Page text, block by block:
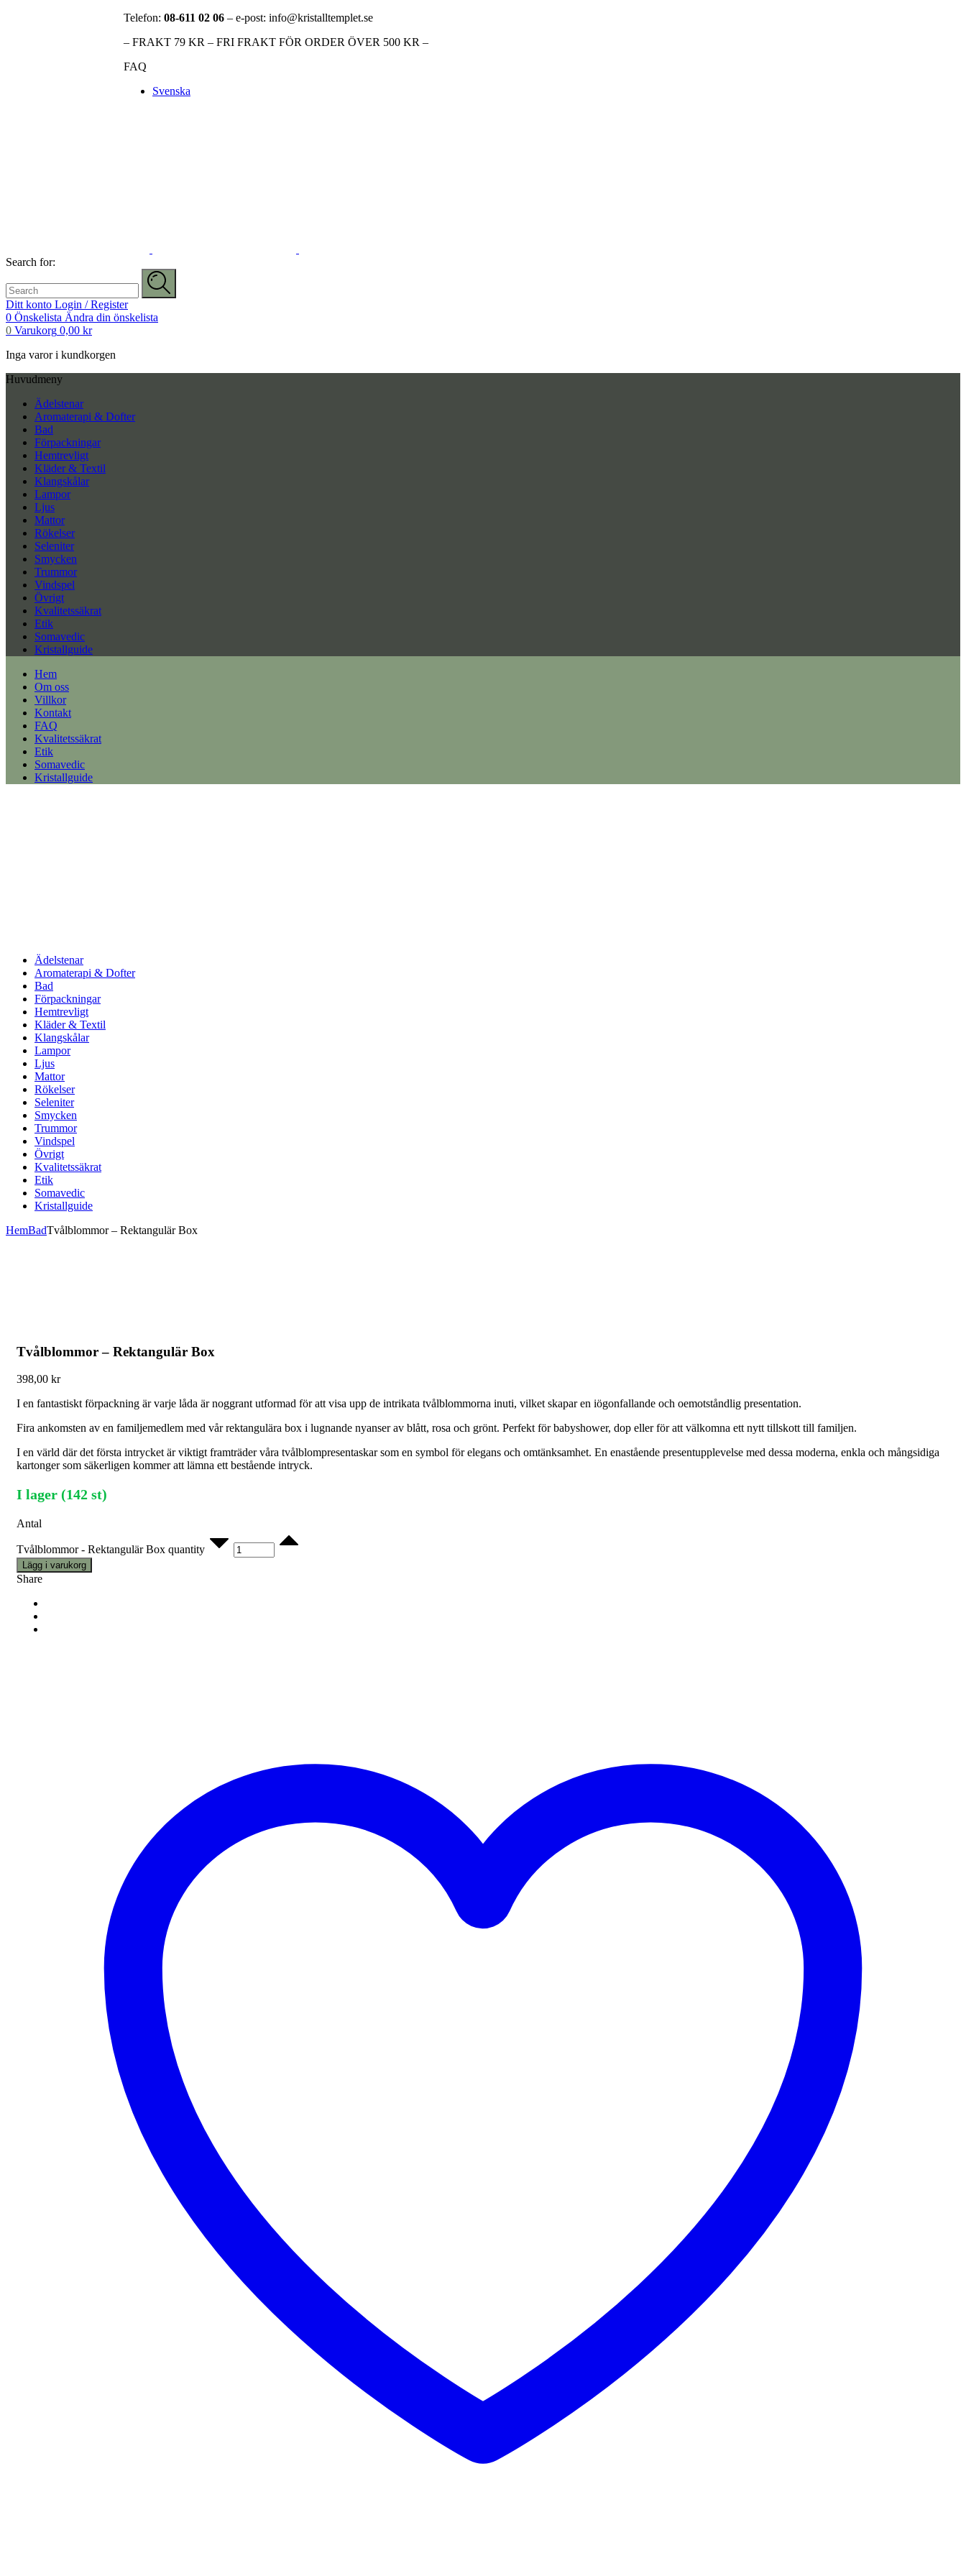
Telefon: 08-611 02 06 – e-post: info@kristalltemplet.se
– FRAKT 79 KR – FRI FRAKT FÖR ORDER ÖVER 500 KR –
FAQ
Svenska
Search for:
Ditt konto Login / Register
0 Önskelista Ändra din önskelista
0 Varukorg 0,00 kr
Inga varor i kundkorgen
Huvudmeny
Ädelstenar
Aromaterapi & Dofter
Bad
Förpackningar
Hemtrevligt
Kläder & Textil
Klangskålar
Lampor
Ljus
Mattor
Rökelser
Seleniter
Smycken
Trummor
Vindspel
Övrigt
Kvalitetssäkrat
Etik
Somavedic
Kristallguide
Hem
Om oss
Villkor
Kontakt
FAQ
Kvalitetssäkrat
Etik
Somavedic
Kristallguide
Ädelstenar
Aromaterapi & Dofter
Bad
Förpackningar
Hemtrevligt
Kläder & Textil
Klangskålar
Lampor
Ljus
Mattor
Rökelser
Seleniter
Smycken
Trummor
Vindspel
Övrigt
Kvalitetssäkrat
Etik
Somavedic
Kristallguide
HemBadTvålblommor – Rektangulär Box
Tvålblommor – Rektangulär Box
398,00 kr
I en fantastiskt förpackning är varje låda är noggrant utformad för att visa upp de intrikata tvålblommorna inuti, vilket skapar en iögonfallande och oemotståndlig presentation.
Fira ankomsten av en familjemedlem med vår rektangulära box i lugnande nyanser av blått, rosa och grönt. Perfekt för babyshower, dop eller för att välkomna ett nytt tillskott till familjen.
I en värld där det första intrycket är viktigt framträder våra tvålblompresentaskar som en symbol för elegans och omtänksamhet. En enastående presentupplevelse med dessa moderna, enkla och mångsidiga
kartonger som säkerligen kommer att lämna ett bestående intryck.
I lager (142 st)
Antal
Tvålblommor - Rektangulär Box quantity
Lägg i varukorg
Share